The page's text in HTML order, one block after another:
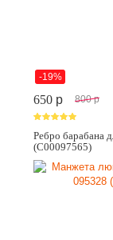
-19%
650 p 800 p
Ребро барабана
(C00097565)